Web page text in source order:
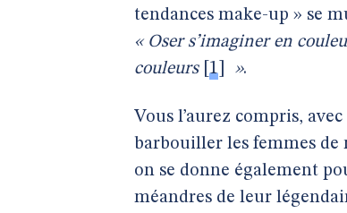
tendances make-up » se
« Oser s’imaginer en
couleurs[ 1 ».
Vous l’aurez compris, avec
barbouiller les femmes de
on se donne également
méandres de leur